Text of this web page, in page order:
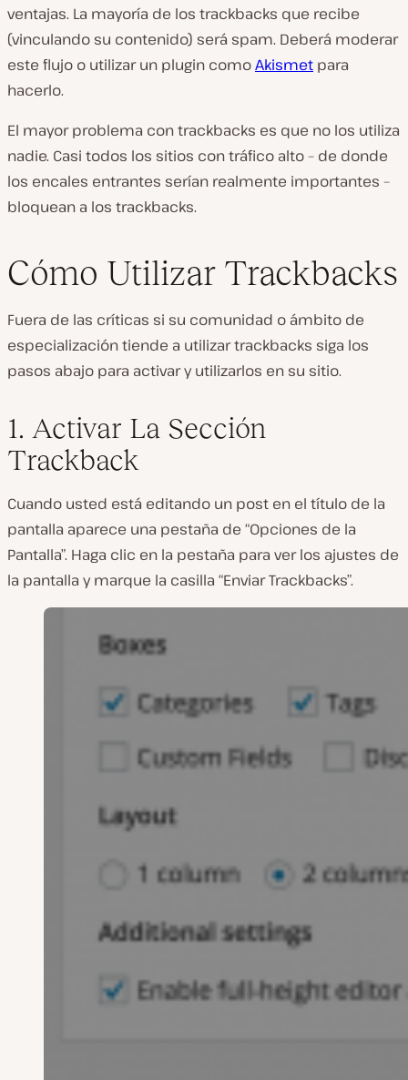
ventajas. La mayoría de los trackbacks que recibe
(vinculando su contenido) será spam. Deberá moderar
este flujo o utilizar un plugin comoAkismet para
hacerlo.
El mayor problema con trackbacks es que no los utiliza
nadie. Casi todos los sitios con tráfico alto – de donde
los encales entrantes serían realmente importantes –
bloquean a los trackbacks.
Cómo Utilizar Trackbacks
Fuera de las críticas si su comunidad o ámbito de
especialización tiende a utilizar trackbacks siga los
pasos abajo para activar y utilizarlos en su sitio.
1. Activar La Sección
Trackback
Cuando usted está editando un post en el título de la
pantalla aparece una pestaña de “Opciones de la
Pantalla”. Haga clic en la pestaña para ver los ajustes de
la pantalla y marque la casilla “Enviar Trackbacks”.